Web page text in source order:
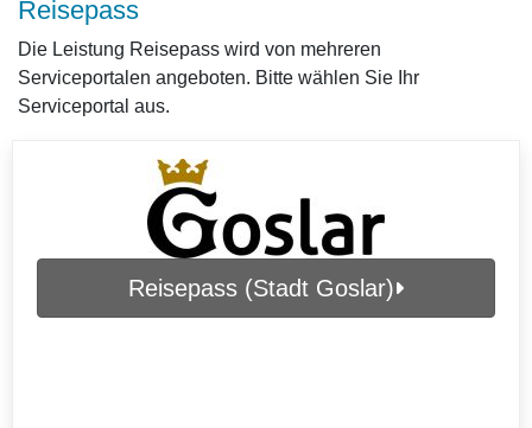
Reisepass
Die Leistung Reisepass wird von mehreren
Serviceportalen angeboten. Bitte wählen Sie Ihr
Serviceportal aus.
Reisepass (Stadt Goslar)